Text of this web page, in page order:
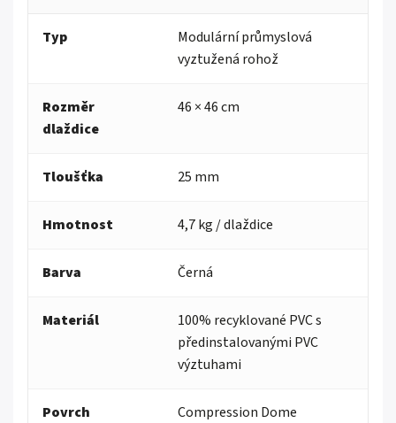
Typ
Modulární průmyslová
vyztužená rohož
Rozměr
dlaždice
46 × 46 cm
Tloušťka 25 mm
Hmotnost 4,7 kg / dlaždice
Barva Černá
Materiál
100% recyklované PVC s
předinstalovanými PVC
výztuhami
Povrch
Compression Dome